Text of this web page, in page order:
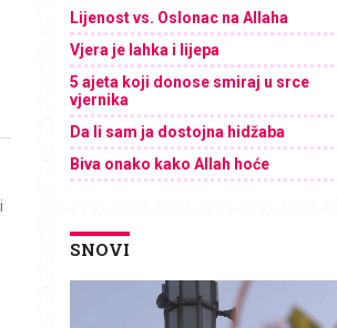
Lijenost vs. Oslonac na Allaha
Vjera je lahka i lijepa
5 ajeta koji donose smiraj u srce
vjernika
Da li sam ja dostojna hidžaba
Biva onako kako Allah hoće
SNOVI